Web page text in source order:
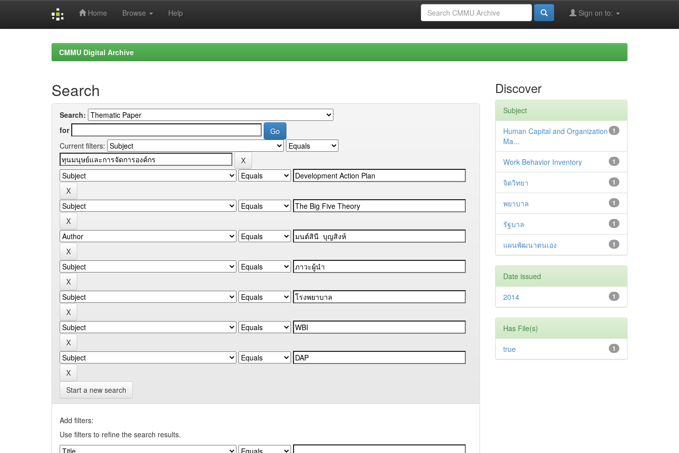
Home Browse Help Sign on to:
CMMU Digital Archive
Search
Search:
for
Current filters:
Start a new search
Add filters:
Use filters to refine the search results.
Discover
Subject
1
Human Capital and Organization
Ma...
1
Work Behavior Inventory
1
จิตวิทยา
1
พยาบาล
1
รัฐบาล
1
แผนพัฒนาตนเอง
Date issued
1
2014
Has File(s)
1
true